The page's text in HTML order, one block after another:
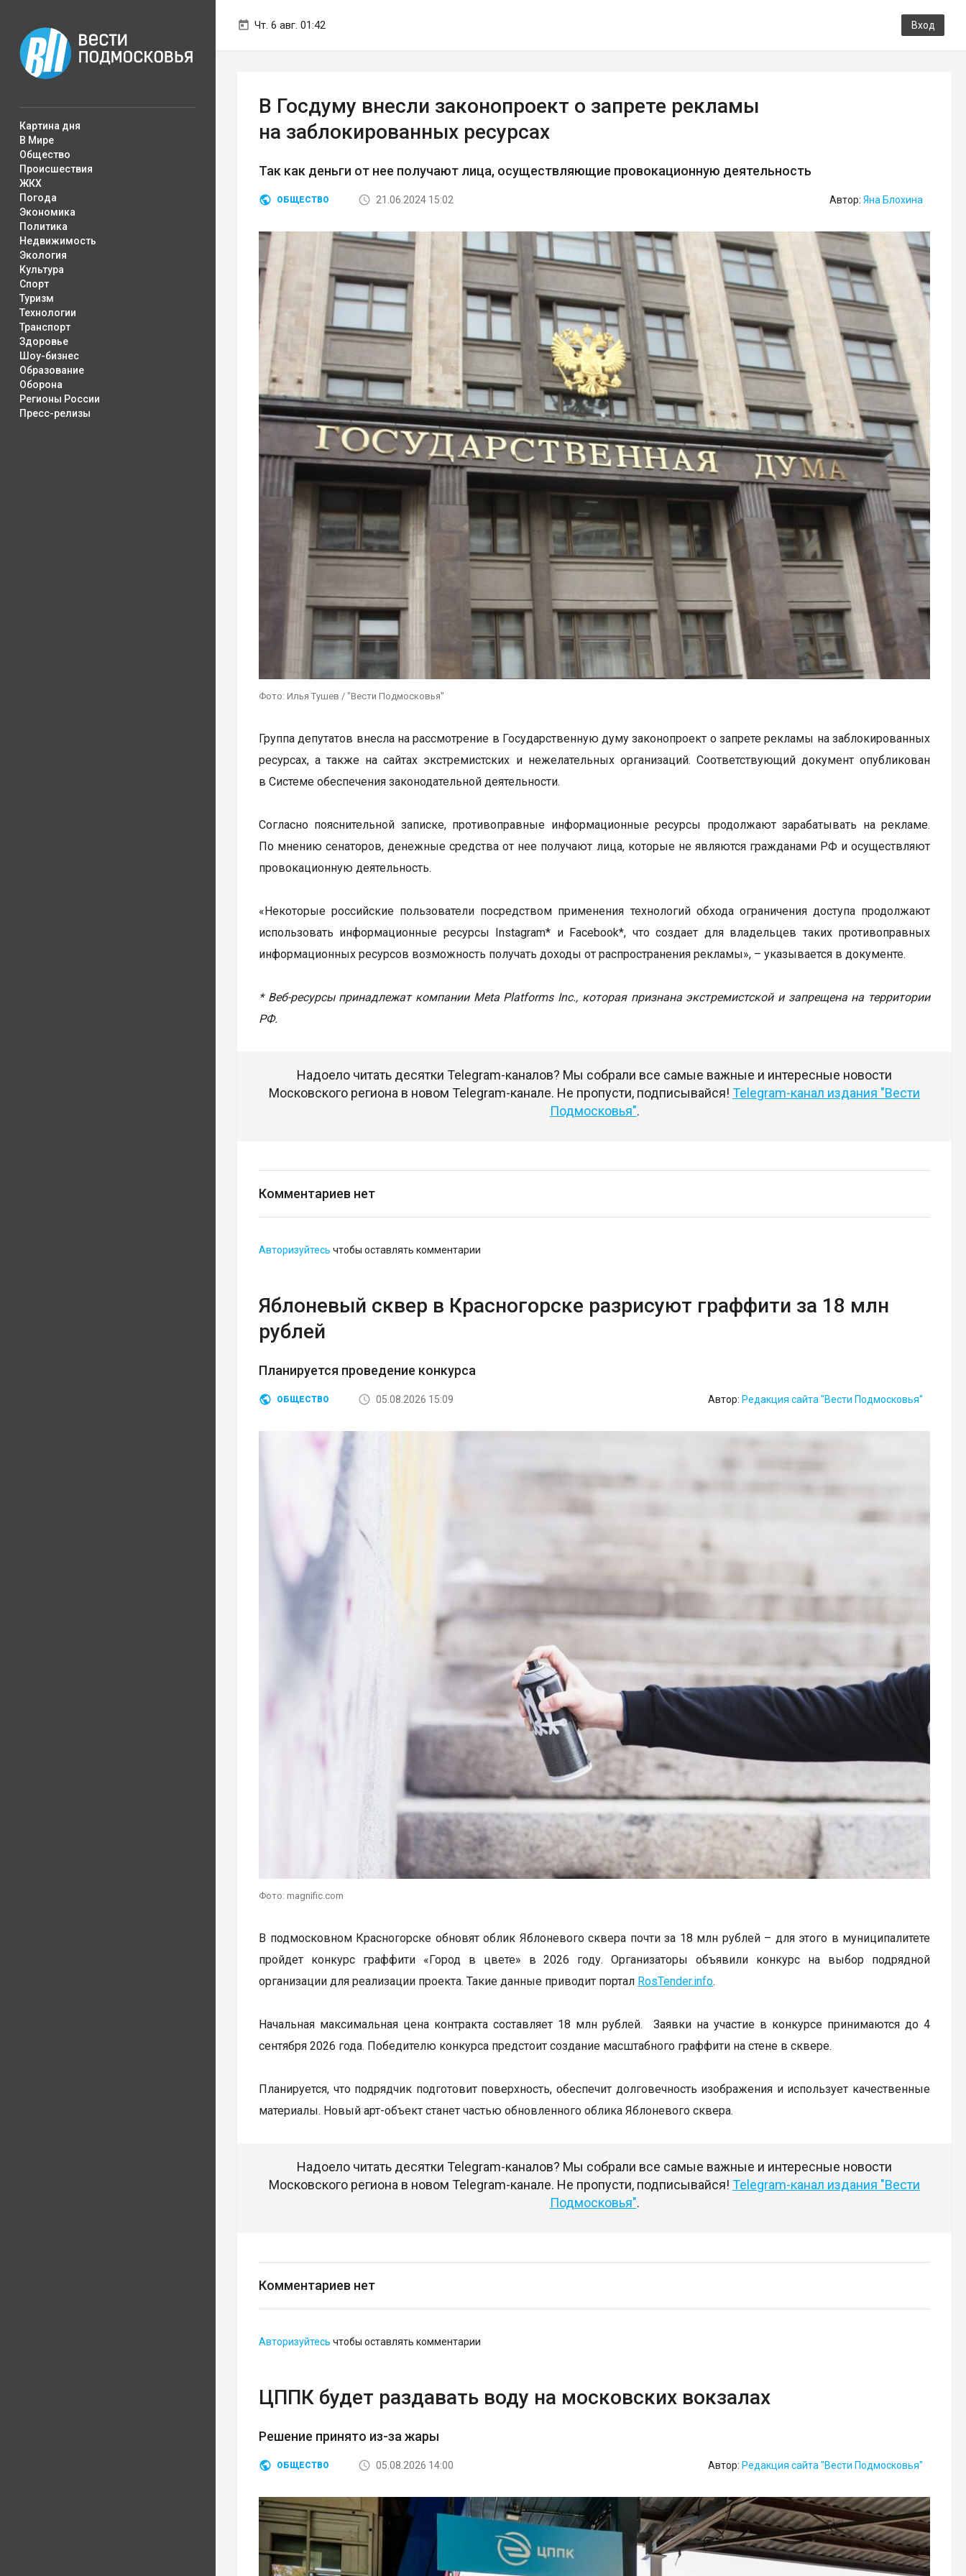
Чт. 6 авг. 01:42 Вход
Картина дня
В Мире
Общество
Происшествия
ЖКХ
Погода
Экономика
Политика
Недвижимость
Экология
Культура
Спорт
Туризм
Технологии
Транспорт
Здоровье
Шоу-бизнес
Образование
Оборона
Регионы России
Пресс-релизы
В Госдуму внесли законопроект о запрете рекламы
на заблокированных ресурсах
Так как деньги от нее получают лица, осуществляющие провокационную деятельность
ОБЩЕСТВО 21.06.2024 15:02 Автор: Яна Блохина
Фото: Илья Тушев / "Вести Подмосковья"
Группа депутатов внесла на рассмотрение в Государственную думу законопроект о запрете рекламы на заблокированных
ресурсах, а также на сайтах экстремистских и нежелательных организаций. Соответствующий документ опубликован
в Системе обеспечения законодательной деятельности.
Согласно пояснительной записке, противоправные информационные ресурсы продолжают зарабатывать на рекламе.
По мнению сенаторов, денежные средства от нее получают лица, которые не являются гражданами РФ и осуществляют
провокационную деятельность.
«Некоторые российские пользователи посредством применения технологий обхода ограничения доступа продолжают
использовать информационные ресурсы Instagram* и Facebook*, что создает для владельцев таких противоправных
информационных ресурсов возможность получать доходы от распространения рекламы», – указывается в документе.
* Веб-ресурсы принадлежат компании Meta Platforms Inc., которая признана экстремистской и запрещена на территории
РФ.
Надоело читать десятки Telegram-каналов? Мы собрали все самые важные и интересные новости
Московского региона в новом Telegram-канале. Не пропусти, подписывайся! Telegram-канал издания "Вести
Подмосковья".
Комментариев нет
Авторизуйтесь чтобы оставлять комментарии
Яблоневый сквер в Красногорске разрисуют граффити за 18 млн
рублей
Планируется проведение конкурса
ОБЩЕСТВО 05.08.2026 15:09 Автор: Редакция сайта "Вести Подмосковья"
Фото: magnific.com
В подмосковном Красногорске обновят облик Яблоневого сквера почти за 18 млн рублей – для этого в муниципалитете
пройдет конкурс граффити «Город в цвете» в 2026 году. Организаторы объявили конкурс на выбор подрядной
организации для реализации проекта. Такие данные приводит портал RosTender.info.
Начальная максимальная цена контракта составляет 18 млн рублей. Заявки на участие в конкурсе принимаются до 4
сентября 2026 года. Победителю конкурса предстоит создание масштабного граффити на стене в сквере.
Планируется, что подрядчик подготовит поверхность, обеспечит долговечность изображения и использует качественные
материалы. Новый арт-объект станет частью обновленного облика Яблоневого сквера.
Надоело читать десятки Telegram-каналов? Мы собрали все самые важные и интересные новости
Московского региона в новом Telegram-канале. Не пропусти, подписывайся! Telegram-канал издания "Вести
Подмосковья".
Комментариев нет
Авторизуйтесь чтобы оставлять комментарии
ЦППК будет раздавать воду на московских вокзалах
Решение принято из-за жары
ОБЩЕСТВО 05.08.2026 14:00 Автор: Редакция сайта "Вести Подмосковья"